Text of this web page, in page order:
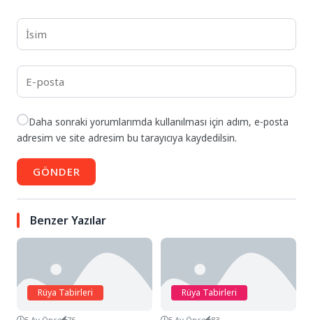
Daha sonraki yorumlarımda kullanılması için adım, e-posta
adresim ve site adresim bu tarayıcıya kaydedilsin.
GÖNDER
Benzer Yazılar
Rüya Tabirleri Rüya Tabirleri